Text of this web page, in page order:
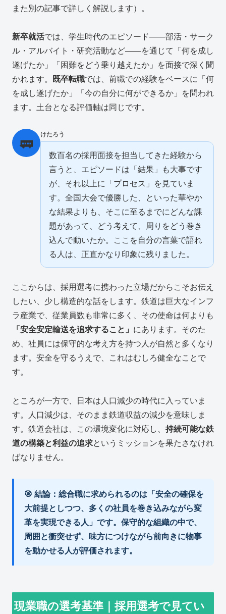
また別の記事で詳しく解説します）。
新卒就活では、学生時代のエピソード——部活・サーク
ル・アルバイト・研究活動など——を通じて「何を成し
遂げたか」「困難をどう乗り越えたか」を面接で深く聞
かれます。 既卒転職では、前職での経験をベースに「何
を成し遂げたか」「今の自分に何ができるか」を問われ
ます。土台となる評価軸は同じです。
🚃 けたろう
数百名の採用面接を担当してきた経験から
言うと、エピソードは「結果」も大事です
が、それ以上に「プロセス」を見ていま
す。全国大会で優勝した、といった華やか
な結果よりも、そこに至るまでにどんな課
題があって、どう考えて、周りをどう巻き
込んで動いたか。ここを自分の言葉で語れ
る人は、正直かなり印象に残りました。
ここからは、採用選考に携わった立場だからこそお伝え
したい、少し構造的な話をします。鉄道は巨大なインフ
ラ産業で、従業員数も非常に多く、その使命は何よりも
「安全安定輸送を追求すること」 にあります。そのた
め、社員には保守的な考え方を持つ人が自然と多くなり
ます。安全を守るうえで、これはむしろ健全なことで
す。
ところが一方で、日本は人口減少の時代に入っていま
す。人口減少は、そのまま鉄道収益の減少を意味しま
す。鉄道会社は、この環境変化に対応し、 持続可能な鉄
道の構築と利益の追求というミッションを果たさなけれ
ばなりません。
🎯 結論：総合職に求められるのは「安全の確保を
大前提としつつ、多くの社員を巻き込みながら変
革を実現できる人」です。保守的な組織の中で、
周囲と衝突せず、味方につけながら前向きに物事
を動かせる人が評価されます。
現業職の選考基準｜採用選考で見てい